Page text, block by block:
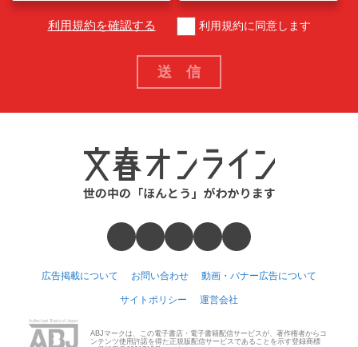
利用規約を確認する 利用規約に同意します
広告掲載について お問い合わせ 動画・バナー広告について
サイトポリシー 運営会社
ABJマークは、この電子書店・電子書籍配信サービスが、著作権者からコ
ンテンツ使用許諾を得た正規版配信サービスであることを示す登録商標